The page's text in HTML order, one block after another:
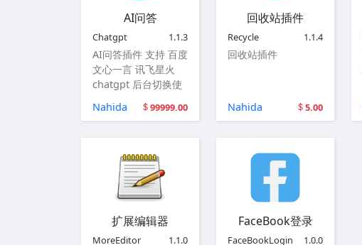
AI问答
Chatgpt 1.1.3
AI问答插件 支持 百度
文心一言 讯飞星火
chatgpt 后台切换使
Nahida 99999.00
回收站插件
Recycle 1.1.4
回收站插件
Nahida 5.00
扩展编辑器
MoreEditor 1.1.0
FaceBook登录
FaceBookLogin 1.0.0